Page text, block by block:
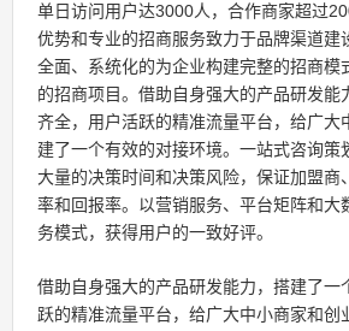
单日访问用户达3000人，合作商家超过
优势和专业的招商服务致力于品牌渠道建
全面、系统化的为企业构建完整的招商模
的招商项目。借助自身强大的产品研发能
齐全，用户活跃的精准流量平台，给广大
建了一个有效的对接环境。一站式咨询策
大量的决策时间和决策风险，保证加盟商
率和回报率。以营销服务、平台矩阵和大
务模式，获得用户的一致好评。
借助自身强大的产品研发能力，搭建了一
跃的精准流量平台，给广大中小商家和创